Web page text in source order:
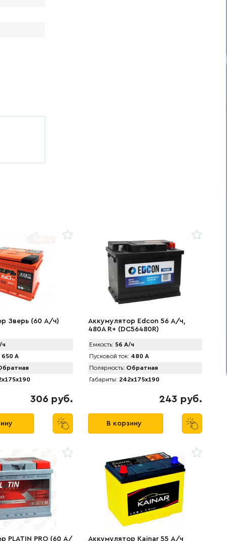
Зверь (60 А/ч)
650 А
306 руб.
Аккумулятор Edcon 56 А/ч,
480A R+ (DC56480R)
Емкость: 56 А/ч
Пусковой ток: 480 А
Полярность: Обратная
Габариты: 242x175x190
243 руб.
В корзину
PLATIN PRO (60 А/
Аккумулятор Kainar 55 А/ч